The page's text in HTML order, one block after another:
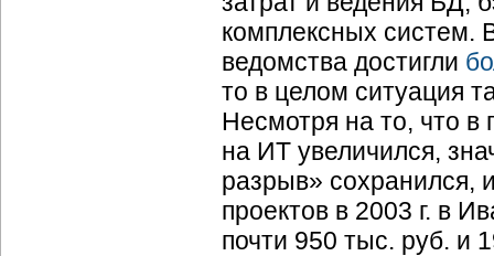
комплексных систем.
ведомства достигли
то в целом ситуация
Несмотря на то, что в
на ИТ увеличился,
разрыв» сохранился,
проектов в 2003 г. в
почти 950 тыс. руб. и